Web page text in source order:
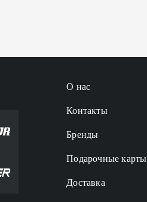
О нас
Контакты
Бренды
Подарочные карты
Доставка